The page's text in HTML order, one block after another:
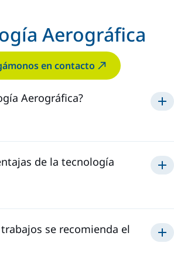
Aerográfica
en contacto
Aerográfica?
de la tecnología
se recomienda el